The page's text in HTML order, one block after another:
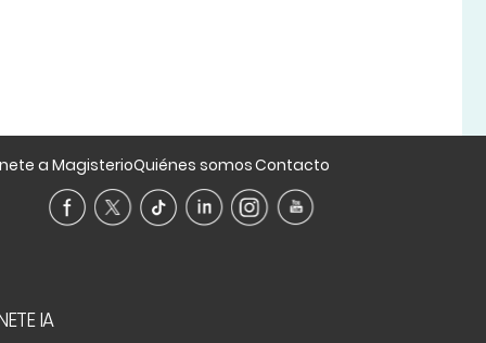
a MagisterioQuiénes somosContacto
IA